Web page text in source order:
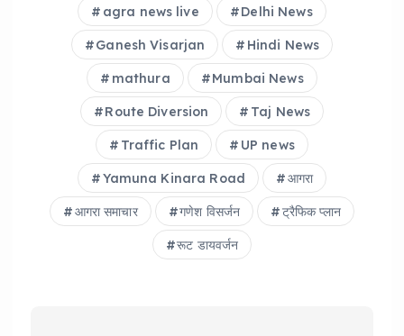
o
k
p
agra news live Delhi News
Ganesh Visarjan Hindi News
mathura Mumbai News
Route Diversion Taj News
Traffic Plan UP news
Yamuna Kinara Road आगरा
आगरा समाचार गणेश विसर्जन ट्रैफिक प्लान
रूट डायवर्जन